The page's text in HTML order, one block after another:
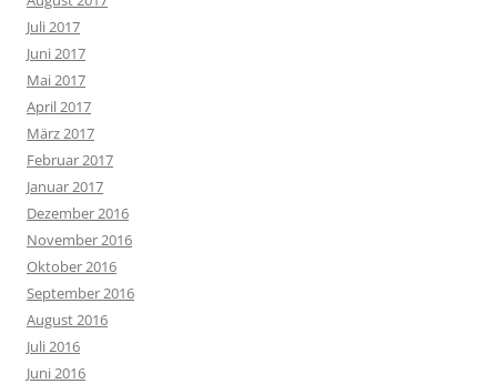
Juli 2017
Juni 2017
Mai 2017
April 2017
März 2017
Februar 2017
Januar 2017
Dezember 2016
November 2016
Oktober 2016
September 2016
August 2016
Juli 2016
Juni 2016